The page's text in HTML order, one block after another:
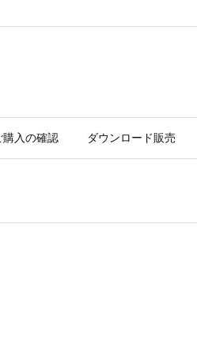
購入の確認 ダウンロード販売